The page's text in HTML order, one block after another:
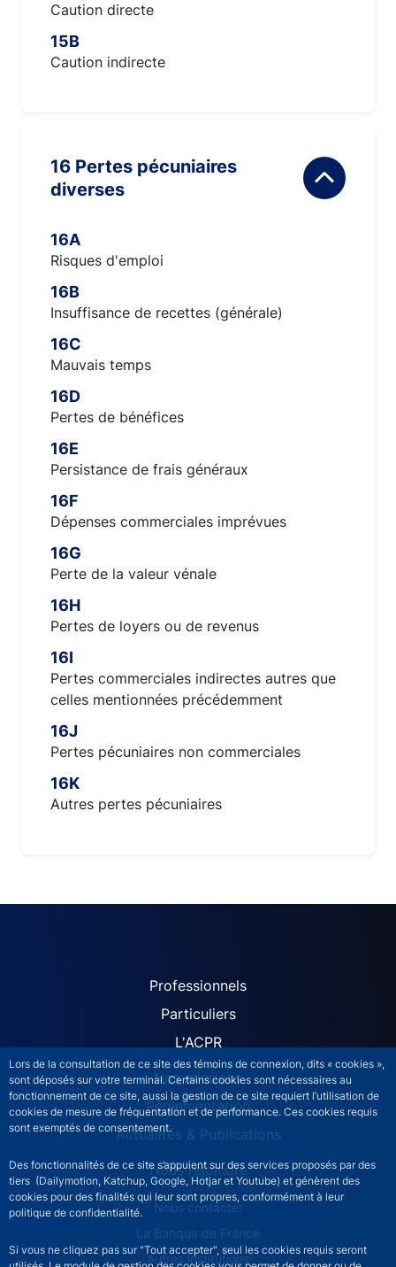
Lors de la consultation de ce site des témoins de connexion, dits « cookies »,
sont déposés sur votre terminal. Certains cookies sont nécessaires au
fonctionnement de ce site, aussi la gestion de ce site requiert l’utilisation de
cookies de mesure de fréquentation et de performance. Ces cookies requis
sont exemptés de consentement.
Des fonctionnalités de ce site s’appuient sur des services proposés par des
tiers (Dailymotion, Katchup, Google, Hotjar et Youtube) et génèrent des
cookies pour des finalités qui leur sont propres, conformément à leur
politique de confidentialité.
Si vous ne cliquez pas sur "Tout accepter", seul les cookies requis seront
Caution directe
15B
Caution indirecte
16 Pertes pécuniaires
diverses
16A
Risques d'emploi
16B
Insuffisance de recettes (générale)
16C
Mauvais temps
16D
Pertes de bénéfices
16E
Persistance de frais généraux
16F
Dépenses commerciales imprévues
16G
Perte de la valeur vénale
16H
Pertes de loyers ou de revenus
16I
Pertes commerciales indirectes autres que
celles mentionnées précédemment
16J
Pertes pécuniaires non commerciales
16K
Autres pertes pécuniaires
ACPR site navigation
Professionnels
Particuliers
L'ACPR
Nos missions
Réglementation
Actualités & Publications
Nous rejoindre
ACPR footer secondary menu (French)
Nous contacter
La Banque de France
Autres institutions